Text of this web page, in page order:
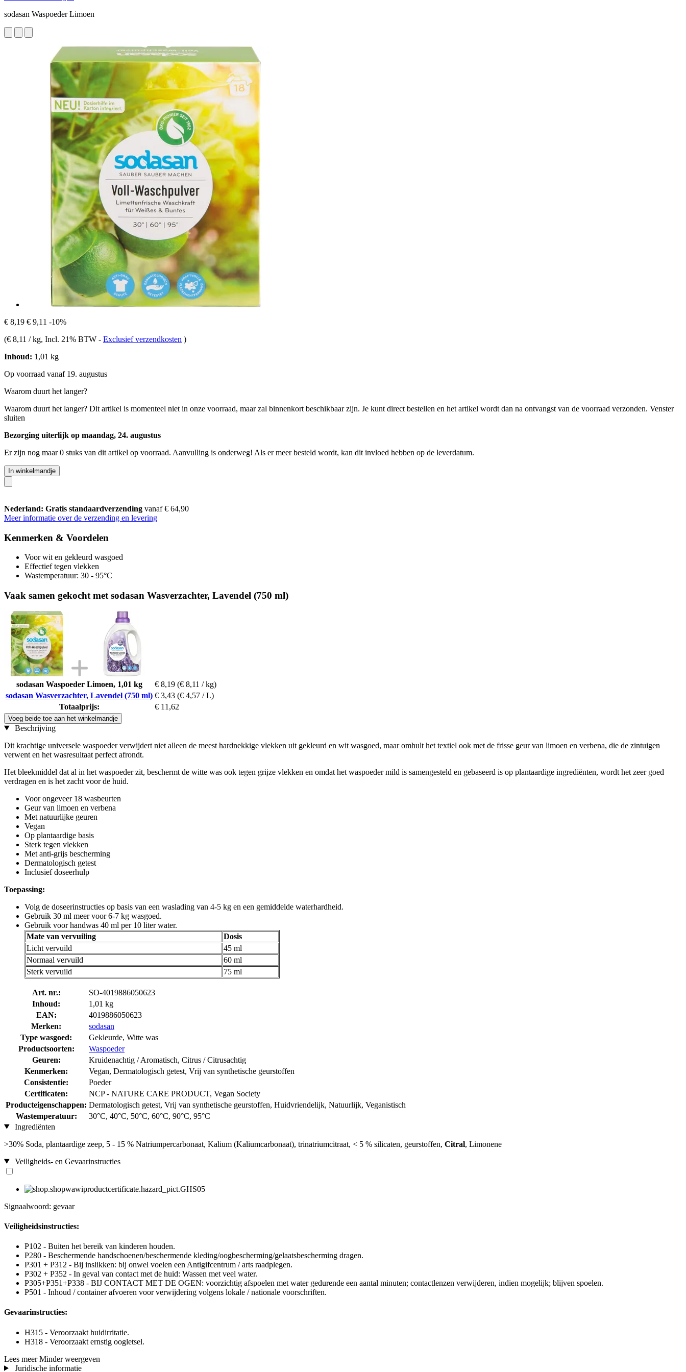
sodasan Waspoeder Limoen
€ 8,19 € 9,11 -10%
(€ 8,11 / kg, Incl. 21% BTW - Exclusief verzendkosten )
Inhoud: 1,01 kg
Op voorraad vanaf 19. augustus
Waarom duurt het langer?
Waarom duurt het langer? Dit artikel is momenteel niet in onze voorraad, maar zal binnenkort beschikbaar zijn. Je kunt direct bestellen en het artikel wordt dan na ontvangst van de voorraad verzonden. Venster
sluiten
Bezorging uiterlijk op maandag, 24. augustus
Er zijn nog maar 0 stuks van dit artikel op voorraad. Aanvulling is onderweg! Als er meer besteld wordt, kan dit invloed hebben op de leverdatum.
In winkelmandje
Nederland: Gratis standaardverzending vanaf € 64,90
Meer informatie over de verzending en levering
Kenmerken & Voordelen
Voor wit en gekleurd wasgoed
Effectief tegen vlekken
Wastemperatuur: 30 - 95°C
Vaak samen gekocht met sodasan Wasverzachter, Lavendel (750 ml)
sodasan Waspoeder Limoen, 1,01 kg € 8,19 (€ 8,11 / kg)
sodasan Wasverzachter, Lavendel (750 ml) € 3,43 (€ 4,57 / L)
Totaalprijs:
€ 11,62
Voeg beide toe aan het winkelmandje
Beschrijving
Dit krachtige universele waspoeder verwijdert niet alleen de meest hardnekkige vlekken uit gekleurd en wit wasgoed, maar omhult het textiel ook met de frisse geur van limoen en verbena, die de zintuigen
verwent en het wasresultaat perfect afrondt.
Het bleekmiddel dat al in het waspoeder zit, beschermt de witte was ook tegen grijze vlekken en omdat het waspoeder mild is samengesteld en gebaseerd is op plantaardige ingrediënten, wordt het zeer goed
verdragen en is het zacht voor de huid.
Voor ongeveer 18 wasbeurten
Geur van limoen en verbena
Met natuurlijke geuren
Vegan
Op plantaardige basis
Sterk tegen vlekken
Met anti-grijs bescherming
Dermatologisch getest
Inclusief doseerhulp
Toepassing:
Volg de doseerinstructies op basis van een waslading van 4-5 kg en een gemiddelde waterhardheid.
Gebruik 30 ml meer voor 6-7 kg wasgoed.
Gebruik voor handwas 40 ml per 10 liter water.
Mate van vervuiling
Dosis
Licht vervuild
45 ml
Normaal vervuild
60 ml
Sterk vervuild
75 ml
Art. nr.:
SO-4019886050623
Inhoud:
1,01 kg
EAN:
4019886050623
Merken:
sodasan
Type wasgoed:
Gekleurde, Witte was
Productsoorten:
Waspoeder
Geuren:
Kruidenachtig / Aromatisch, Citrus / Citrusachtig
Kenmerken:
Vegan, Dermatologisch getest, Vrij van synthetische geurstoffen
Consistentie:
Poeder
Certificaten:
NCP - NATURE CARE PRODUCT, Vegan Society
Producteigenschappen: Dermatologisch getest, Vrij van synthetische geurstoffen, Huidvriendelijk, Natuurlijk, Veganistisch
Wastemperatuur:
30°C, 40°C, 50°C, 60°C, 90°C, 95°C
Ingrediënten
>30% Soda, plantaardige zeep, 5 - 15 % Natriumpercarbonaat, Kalium (Kaliumcarbonaat), trinatriumcitraat, < 5 % silicaten, geurstoffen, Citral, Limonene
Veiligheids- en Gevaarinstructies
Signaalwoord: gevaar
Veiligheidsinstructies:
P102 - Buiten het bereik van kinderen houden.
P280 - Beschermende handschoenen/beschermende kleding/oogbescherming/gelaatsbescherming dragen.
P301 + P312 - Bij inslikken: bij onwel voelen een Antigifcentrum / arts raadplegen.
P302 + P352 - In geval van contact met de huid: Wassen met veel water.
P305+P351+P338 - BIJ CONTACT MET DE OGEN: voorzichtig afspoelen met water gedurende een aantal minuten; contactlenzen verwijderen, indien mogelijk; blijven spoelen.
P501 - Inhoud / container afvoeren voor verwijdering volgens lokale / nationale voorschriften.
Gevaarinstructies:
H315 - Veroorzaakt huidirritatie.
H318 - Veroorzaakt ernstig oogletsel.
Lees meer Minder weergeven
Juridische informatie